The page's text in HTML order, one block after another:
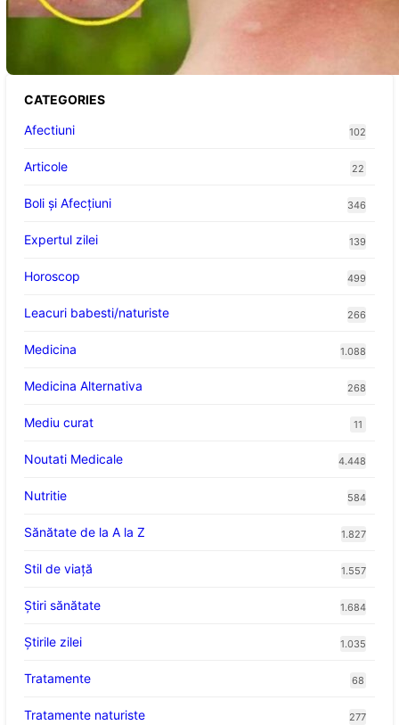
Cum bacteriile pielii influențează atracția
țânțarilor: O nouă viziune asupra alegerii
CATEGORIES
Afectiuni
102
Articole 22
Boli și Afecțiuni 346
Expertul zilei 139
Horoscop 499
Leacuri babesti/naturiste 266
Medicina 1.088
Medicina Alternativa 268
Mediu curat 11
Noutati Medicale 4.448
Nutritie 584
Sănătate de la A la Z 1.827
Stil de viaţă 1.557
Ştiri sănătate 1.684
Știrile zilei 1.035
Tratamente 68
Tratamente naturiste 277